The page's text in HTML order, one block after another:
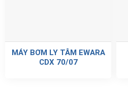
MÁY BƠM LY TÂM EWARA
CDX 70/07